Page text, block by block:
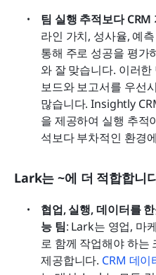
팀 실행 추적보다
라인 가치, 성사율, 예
통해 주로 성공을 평
와 잘 맞습니다. 이러
보드와 보고서를 우선
많습니다. Insightly
을 제공하여 실행 추적
석보다 부차적인 환경
Lark는 ~에 더 적합합니
협업, 실행, 데이터를
능 팀: Lark는 영업, 마
로 함께 작업해야 하는
제공합니다. CRM 데이